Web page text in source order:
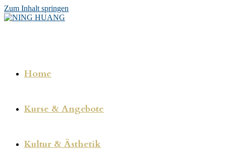
Zum Inhalt springen
Home
Kurse & Angebote
Kultur & Ästhetik